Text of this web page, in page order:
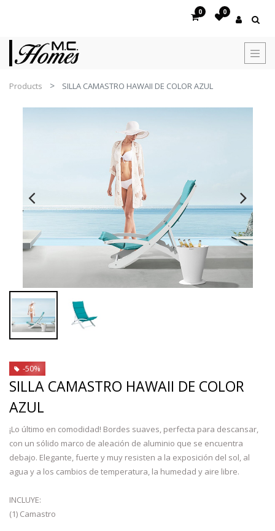
0 0
Products SILLA CAMASTRO HAWAII DE COLOR AZUL
-50%
SILLA CAMASTRO HAWAII DE COLOR
AZUL
¡Lo último en comodidad! Bordes suaves, perfecta para descansar,
con un sólido marco de aleación de aluminio que se encuentra
debajo. Elegante, fuerte y muy resisten a la exposición del sol, al
agua y a los cambios de temperatura, la humedad y aire libre.
INCLUYE:
(1) Camastro